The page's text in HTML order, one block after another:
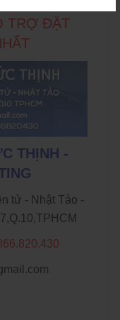
TRỢ ĐẶT
THỊNH -
tử - Nhật Tảo -